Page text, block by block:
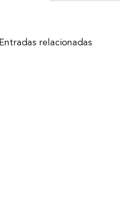
Entradas relacionadas